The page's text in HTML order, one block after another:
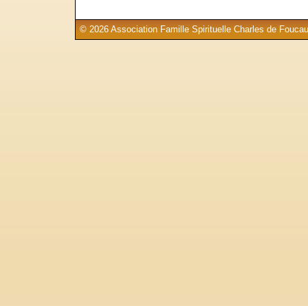
© 2026 Association Famille Spirituelle Charles de